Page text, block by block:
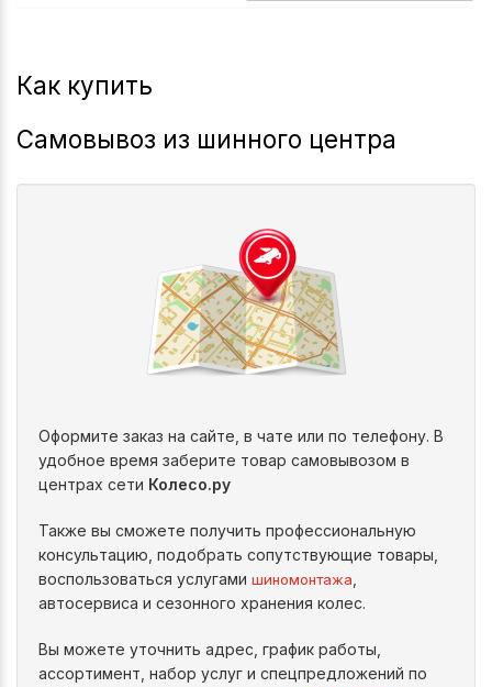
Как купить
Самовывоз из шинного центра
Оформите заказ на сайте, в чате или по телефону. В
удобное время заберите товар самовывозом в
центрах сети Колесо.ру
Также вы сможете получить профессиональную
консультацию, подобрать сопутствующие товары,
воспользоваться услугами шиномонтажа
автосервиса и сезонного хранения колес.
Вы можете уточнить адрес, график работы,
ассортимент, набор услуг и спецпредложений по